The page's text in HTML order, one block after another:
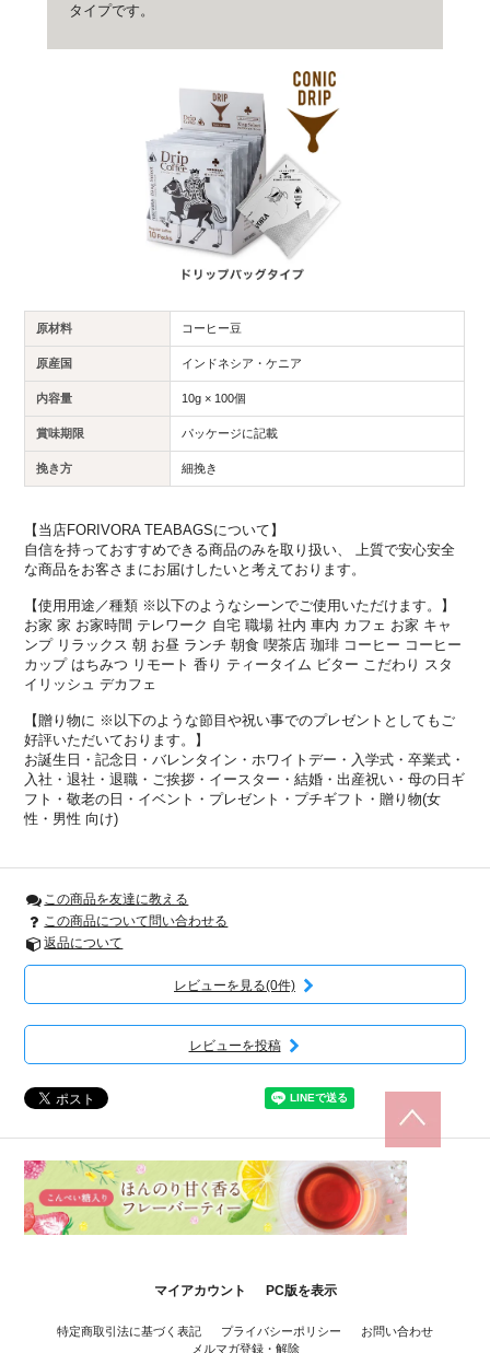
タイプです。
原材料 コーヒー豆
原産国 インドネシア・ケニア
内容量 10g × 100個
賞味期限 パッケージに記載
挽き方 細挽き
【当店FORIVORA TEABAGSについて】
自信を持っておすすめできる商品のみを取り扱い、 上質で安心安全
な商品をお客さまにお届けしたいと考えております。
【使用用途／種類 ※以下のようなシーンでご使用いただけます。】
お家 家 お家時間 テレワーク 自宅 職場 社内 車内 カフェ お家 キャ
ンプ リラックス 朝 お昼 ランチ 朝食 喫茶店 珈琲 コーヒー コーヒー
カップ はちみつ リモート 香り ティータイム ビター こだわり スタ
イリッシュ デカフェ
【贈り物に ※以下のような節目や祝い事でのプレゼントとしてもご
好評いただいております。】
お誕生日・記念日・バレンタイン・ホワイトデー・入学式・卒業式・
入社・退社・退職・ご挨拶・イースター・結婚・出産祝い・母の日ギ
フト・敬老の日・イベント・プレゼント・プチギフト・贈り物(女
性・男性 向け)
この商品を友達に教える
この商品について問い合わせる
返品について
レビューを見る(0件)
レビューを投稿
マイアカウント PC版を表示
特定商取引法に基づく表記 プライバシーポリシー
お問い合わせ
メルマガ登録・解除